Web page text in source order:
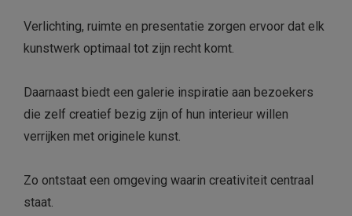
Verlichting, ruimte en presentatie zorgen ervoor dat elk
kunstwerk optimaal tot zijn recht komt.
Daarnaast biedt een galerie inspiratie aan bezoekers
die zelf creatief bezig zijn of hun interieur willen
verrijken met originele kunst.
Zo ontstaat een omgeving waarin creativiteit centraal
staat.